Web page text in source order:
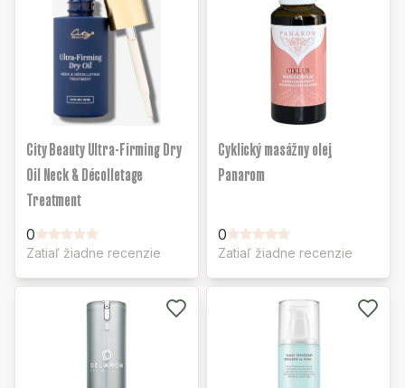
City Beauty Ultra-Firming Dry
Oil Neck & Décolletage
Treatment
0
Zatiaľ žiadne recenzie
Cyklický masážny olej
Panarom
0
Zatiaľ žiadne recenzie